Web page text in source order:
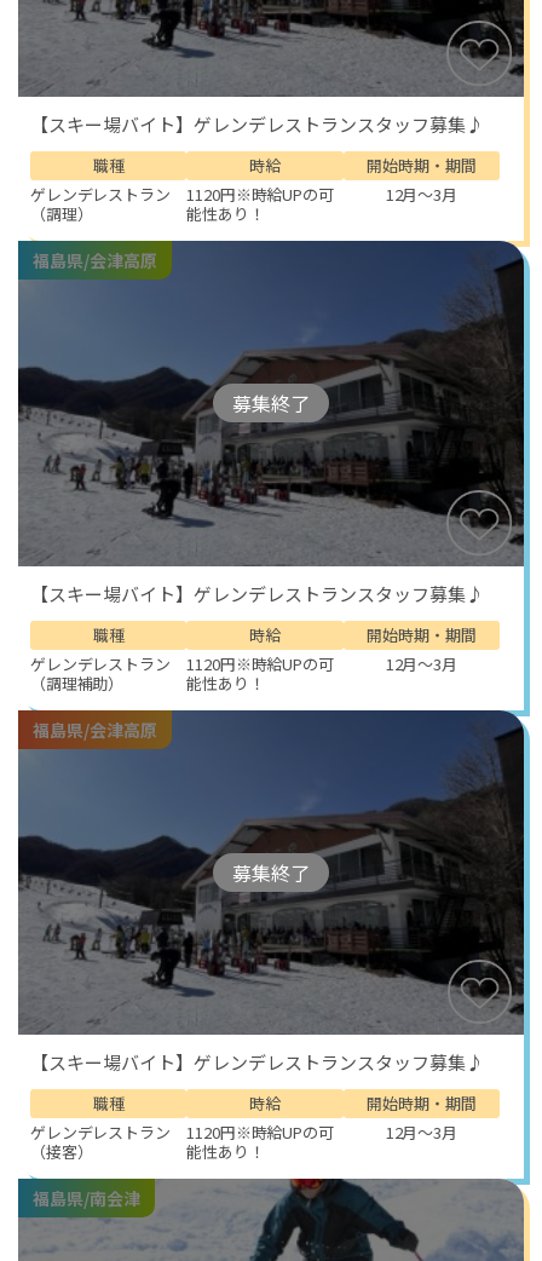
【スキー場バイト】ゲレンデレストランスタッフ募集♪
職種
ゲレンデレストラン
（調理）
時給
1120円※時給UPの可
能性あり！
開始時期・期間
12月～3月
募集終了
福島県/会津高原
【スキー場バイト】ゲレンデレストランスタッフ募集♪
職種
ゲレンデレストラン
（調理補助）
時給
1120円※時給UPの可
能性あり！
開始時期・期間
12月～3月
募集終了
福島県/会津高原
【スキー場バイト】ゲレンデレストランスタッフ募集♪
職種
ゲレンデレストラン
（接客）
時給
1120円※時給UPの可
能性あり！
開始時期・期間
12月～3月
福島県/南会津